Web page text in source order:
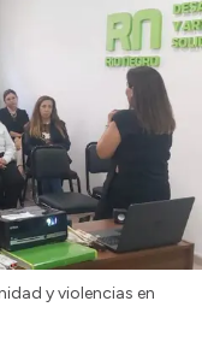
y violencias en